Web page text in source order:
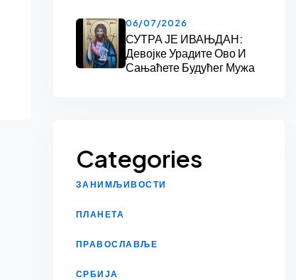
06/07/2026
СУТРА ЈЕ ИВАЊДАН:
Девојке Урадите Ово И
Сањаћете Будућег Мужа
Categories
ЗАНИМЉИВОСТИ
ПЛАНЕТА
ПРАВОСЛАВЉЕ
СРБИЈА